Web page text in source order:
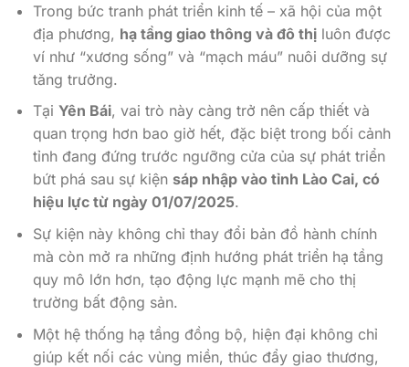
Trong bức tranh phát triển kinh tế – xã hội của một
địa phương, hạ tầng giao thông và đô thịluôn được
ví như “xương sống” và “mạch máu” nuôi dưỡng sự
tăng trưởng.
Tại Yên Bái, vai trò này càng trở nên cấp thiết và
quan trọng hơn bao giờ hết, đặc biệt trong bối cảnh
tỉnh đang đứng trước ngưỡng cửa của sự phát triển
bứt phá sau sự kiện sáp nhập vào tỉnh Lào Cai, có
hiệu lực từ ngày 01/07/2025.
Sự kiện này không chỉ thay đổi bản đồ hành chính
mà còn mở ra những định hướng phát triển hạ tầng
quy mô lớn hơn, tạo động lực mạnh mẽ cho thị
trường bất động sản.
Một hệ thống hạ tầng đồng bộ, hiện đại không chỉ
giúp kết nối các vùng miền, thúc đẩy giao thương,